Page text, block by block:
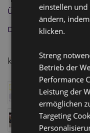
Über uns(1)
Die Puckator Gruppe
kürzliche Posts
Januar 08,
Besuchen
in Paris -
einstellen
ändern,
klicken.
Streng
Betrieb der
Performance
Leistung der
ermöglichen
Targeting